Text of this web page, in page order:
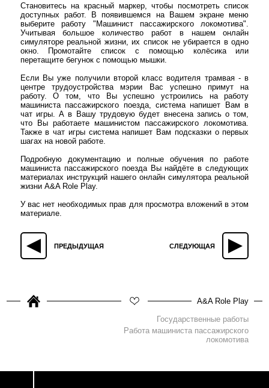
Становитесь на красный маркер, чтобы посмотреть список
доступных работ. В появившемся на Вашем экране меню
выберите работу "Машинист пассажирского локомотива".
Учитывая большое количество работ в нашем онлайн
симуляторе реальной жизни, их список не убирается в одно
окно. Промотайте список с помощью колёсика или
перетащите бегунок с помощью мышки.
Если Вы уже получили второй класс водителя трамвая - в
центре трудоустройства мэрии Вас успешно примут на
работу. О том, что Вы успешно устроились на работу
машиниста пассажирского поезда, система напишет Вам в
чат игры. А в Вашу трудовую будет внесена запись о том,
что Вы работаете машинистом пассажирского локомотива.
Также в чат игры система напишет Вам подсказки о первых
шагах на новой работе.
Подробную документацию и полные обучения по работе
машиниста пассажирского поезда Вы найдёте в следующих
материалах инструкций нашего онлайн симулятора реальной
жизни A&A Role Play.
У вас нет необходимых прав для просмотра вложений в этом
материале.
ПРЕДЫДУЩАЯ СЛЕДУЮЩАЯ
A&A Role Play
Государственные работы
Работа машиниста пассажирского
локомотива